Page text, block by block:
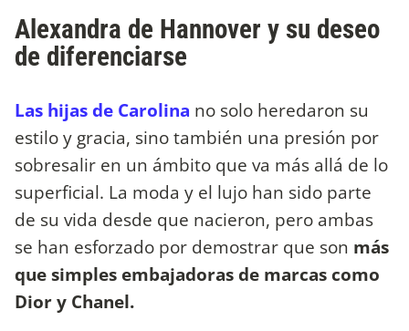
Alexandra de Hannover y su deseo
de diferenciarse
Las hijas de Carolina no solo heredaron su
estilo y gracia, sino también una presión por
sobresalir en un ámbito que va más allá de lo
superficial. La moda y el lujo han sido parte
de su vida desde que nacieron, pero ambas
se han esforzado por demostrar que son más
que simples embajadoras de marcas como
Dior y Chanel.